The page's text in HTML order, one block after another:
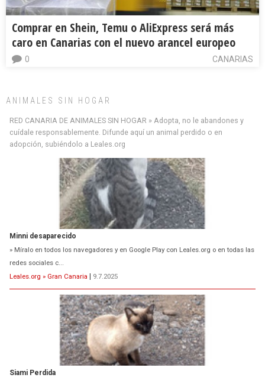
Comprar en Shein, Temu o AliExpress será más
caro en Canarias con el nuevo arancel europeo
CANARIAS
0
ANIMALES SIN HOGAR
RED CANARIA DE ANIMALES SIN HOGAR » Adopta, no le abandones y
cuídale responsablemente. Difunde aquí un animal perdido o en
adopción, subiéndolo a Leales.org
Minni desaparecido
» Míralo en todos los navegadores y en Google Play con Leales.org o en todas las
redes sociales c...
Leales.org » Gran Canaria | 9.7.2025
Siami Perdida